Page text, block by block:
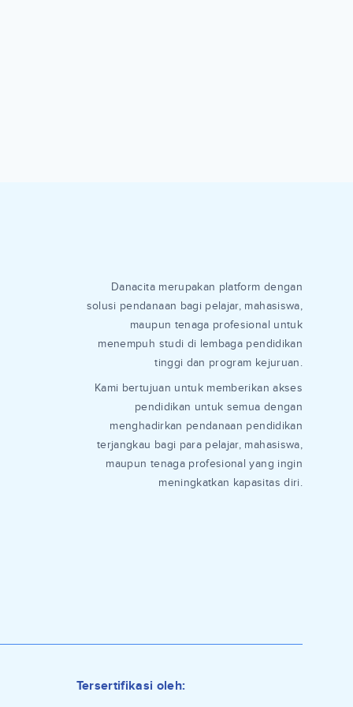
Danacita merupakan platform dengan
solusi pendanaan bagi pelajar, mahasiswa,
maupun tenaga profesional untuk
menempuh studi di lembaga pendidikan
tinggi dan program kejuruan.
Kami bertujuan untuk memberikan akses
pendidikan untuk semua dengan
menghadirkan pendanaan pendidikan
terjangkau bagi para pelajar, mahasiswa,
maupun tenaga profesional yang ingin
meningkatkan kapasitas diri.
Tersertifikasi oleh: